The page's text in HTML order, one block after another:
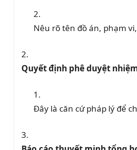
Nêu rõ tên đồ án, phạm
Quyết định phê duyệt
Đây là căn cứ pháp lý để